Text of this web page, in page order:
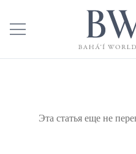
Эта статья еще не